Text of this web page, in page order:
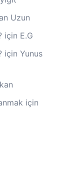
Uzun
için E.G
için Yunus
için